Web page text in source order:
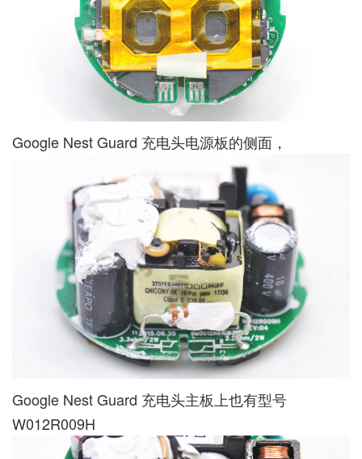
Google Nest Guard 充电头电源板的侧面，
Google Nest Guard 充电头主板上也有型号
W012R009H